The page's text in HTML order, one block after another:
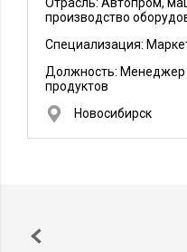
производство
Специализация:
Должность: Менеджер
продуктов
Новосибирск